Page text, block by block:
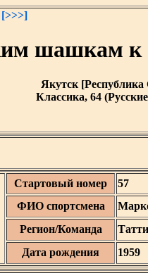
[>>>]
шашкам к
Якутск [Республика
Классика, 64
Стартовый номер 57
ФИО спортсмена
Регион/Команда
Дата рождения
1959